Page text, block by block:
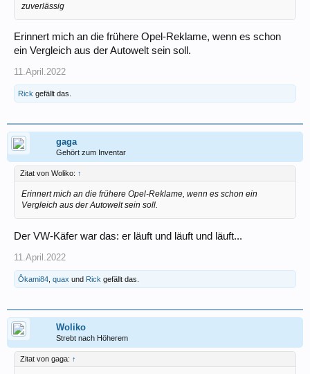
zuverlässig
Erinnert mich an die frühere Opel-Reklame, wenn es schon
ein Vergleich aus der Autowelt sein soll.
11.April.2022
Rick gefällt das.
gaga
Gehört zum Inventar
Zitat von Woliko: ↑
Erinnert mich an die frühere Opel-Reklame, wenn es schon ein
Vergleich aus der Autowelt sein soll.
Der VW-Käfer war das: er läuft und läuft und läuft...
11.April.2022
Ôkami84 quax und Rick gefällt das.
Woliko
Strebt nach Höherem
Zitat von gaga: ↑